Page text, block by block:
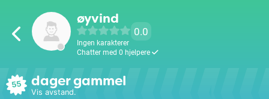
øyvind
0.0
Ingen karakterer
Chatter med 0 hjelpere
55 dager gammel
Vis avstand.